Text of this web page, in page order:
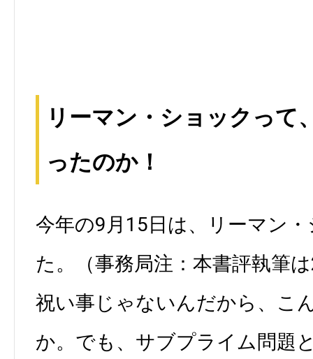
リーマン・ショックって
ったのか！
今年の9月15日は、リーマン
た。（事務局注：本書評執筆
祝い事じゃないんだから、こ
か。でも、サブプライム問題